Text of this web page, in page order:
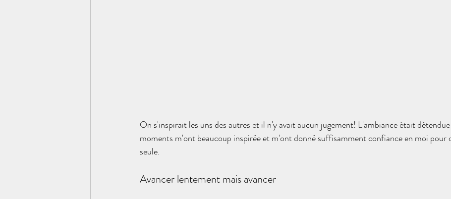
On s'inspirait les uns des autres et il n'y avait aucun jugement! L'ambiance était
moments m'ont beaucoup inspirée et m'ont donné suffisamment confiance en moi pour
seule.
Avancer lentement mais avancer